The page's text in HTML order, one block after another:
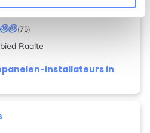
(75)
installateurs in
Raalte